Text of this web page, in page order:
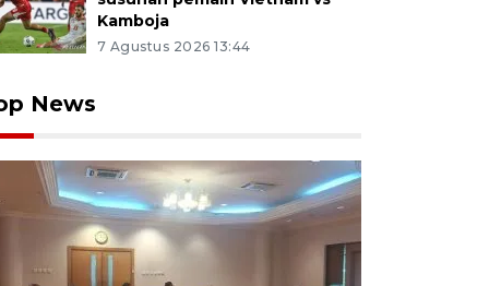
Kamboja
7 Agustus 2026 13:44
News